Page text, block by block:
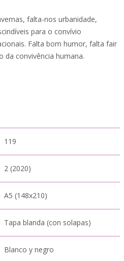
falta-nos urbanidade,
para o convívio
Falta bom humor, falta fair
da convivência humana.
119
2 (2020)
A5 (148x210)
Tapa blanda (con solapas)
Blanco y negro